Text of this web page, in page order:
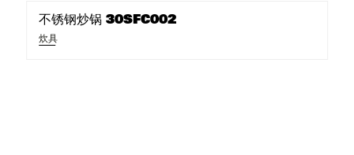
不锈钢炒锅 30SFC002
炊具